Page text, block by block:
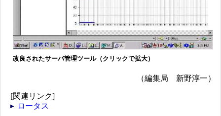
改良されたサーバ管理ツール（クリックで拡大）
（編集局 新野淳一）
[関連リンク]
ロータス